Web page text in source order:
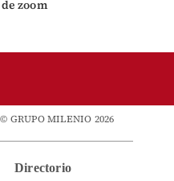
zoom
GRUPO MILENIO 2026
Directorio